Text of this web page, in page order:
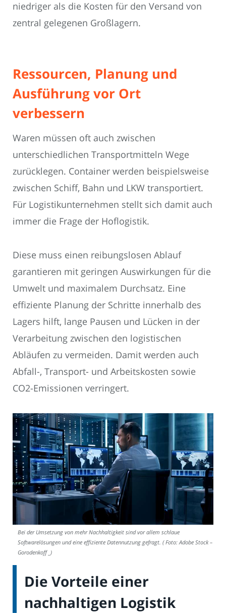
niedriger als die Kosten für den Versand von
zentral gelegenen Großlagern.
Ressourcen, Planung und
Ausführung vor Ort
verbessern
Waren müssen oft auch zwischen
unterschiedlichen Transportmitteln Wege
zurücklegen. Container werden beispielsweise
zwischen Schiff, Bahn und LKW transportiert.
Für Logistikunternehmen stellt sich damit auch
immer die Frage der Hoflogistik.
Diese muss einen reibungslosen Ablauf
garantieren mit geringen Auswirkungen für die
Umwelt und maximalem Durchsatz. Eine
effiziente Planung der Schritte innerhalb des
Lagers hilft, lange Pausen und Lücken in der
Verarbeitung zwischen den logistischen
Abläufen zu vermeiden. Damit werden auch
Abfall-, Transport- und Arbeitskosten sowie
CO2-Emissionen verringert.
Bei der Umsetzung von mehr Nachhaltigkeit sind vor allem schlaue
Softwarelösungen und eine effiziente Datennutzung gefragt. ( Foto: Adobe Stock –
Gorodenkoff _)
Die Vorteile einer
nachhaltigen Logistik